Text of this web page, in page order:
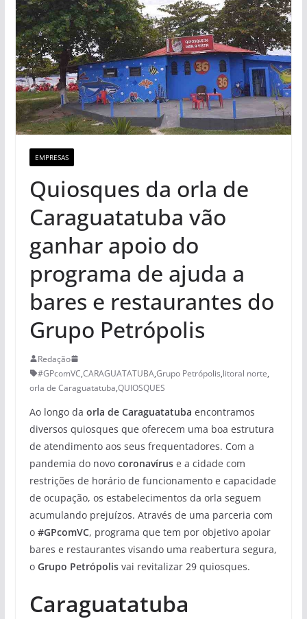
EMPRESAS
Quiosques da orla de
Caraguatatuba vão
ganhar apoio do
programa de ajuda a
bares e restaurantes do
Grupo Petrópolis
Redação
#GPcomVC,CARAGUATATUBA,Grupo Petrópolis,litoral norte,
orla de Caraguatatuba,QUIOSQUES
Ao longo da orla de Caraguatatuba encontramos
diversos quiosques que oferecem uma boa estrutura
de atendimento aos seus frequentadores. Com a
pandemia do novocoronavíruse a cidade com
restrições de horário de funcionamento e capacidade
de ocupação, os estabelecimentos da orla seguem
acumulando prejuízos. Através de uma parceria com
o #GPcomVC, programa que tem por objetivo apoiar
bares e restaurantes visando uma reabertura segura,
o Grupo Petrópolisvai revitalizar 29 quiosques.
Caraguatatuba